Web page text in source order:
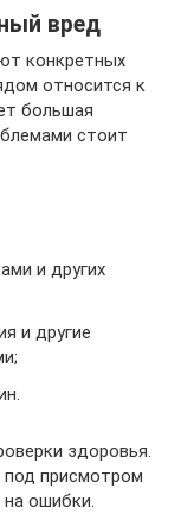
вред
конкретных
относится к
большая
стоит
и других
и другие
здоровья.
под присмотром
ошибки.